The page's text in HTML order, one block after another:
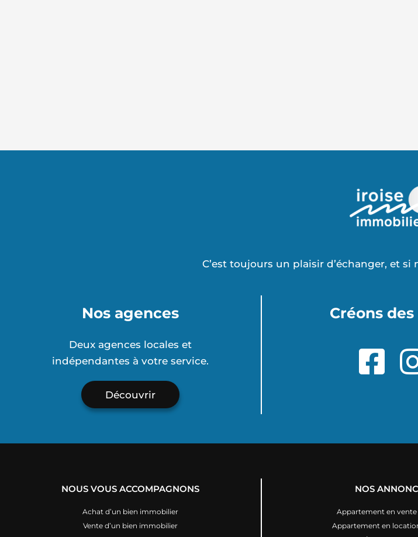
C’est toujours un plaisir d’échanger, et
Nos agences
Deux agences locales et
indépendantes à votre service.
Découvrir
Créons
NOUS VOUS ACCOMPAGNONS
Achat d’un bien immobilier
Vente d’un bien immobilier
NOS
Appartement en vente
Appartement en